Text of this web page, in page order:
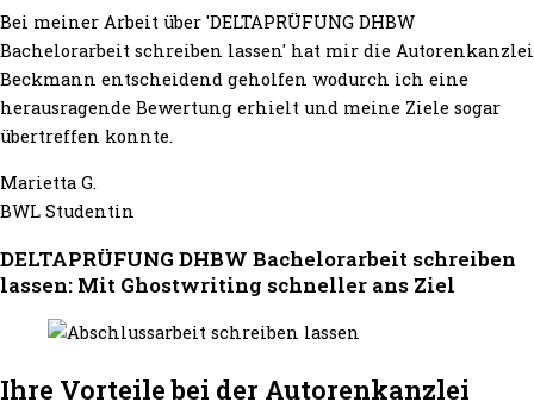
Bei meiner Arbeit über 'DELTAPRÜFUNG DHBW
Bachelorarbeit schreiben lassen' hat mir die Autorenkanzlei
Beckmann entscheidend geholfen wodurch ich eine
herausragende Bewertung erhielt und meine Ziele sogar
übertreffen konnte.
Marietta G.
BWL Studentin
DELTAPRÜFUNG DHBW Bachelorarbeit schreiben
lassen: Mit Ghostwriting schneller ans Ziel
Ihre Vorteile bei der Autorenkanzlei